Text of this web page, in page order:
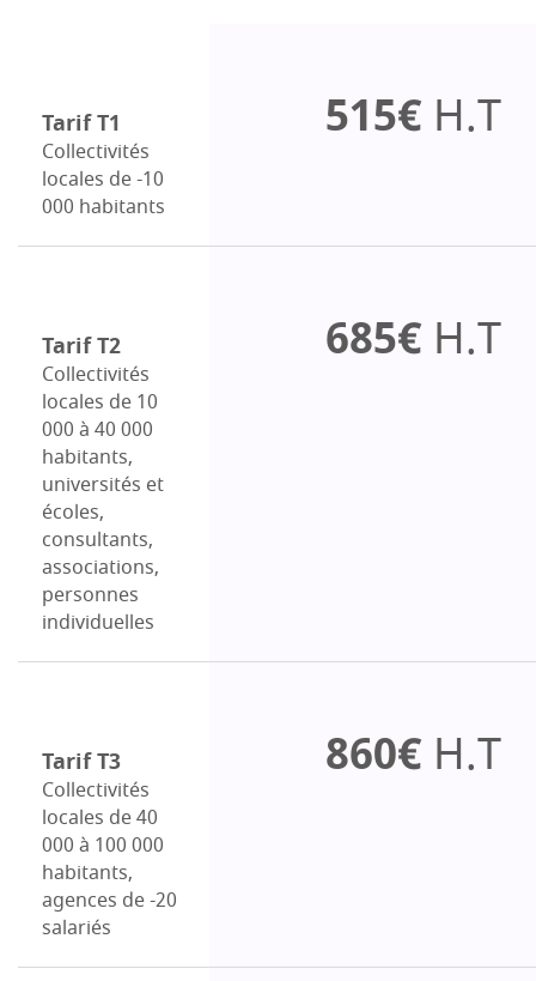
Tarif T1
Collectivités
locales de -10
000 habitants
515€ H.T
Tarif T2
Collectivités
locales de 10
000 à 40 000
habitants,
universités et
écoles,
consultants,
associations,
personnes
individuelles
685€ H.T
Tarif T3
Collectivités
locales de 40
000 à 100 000
habitants,
agences de -20
salariés
860€ H.T